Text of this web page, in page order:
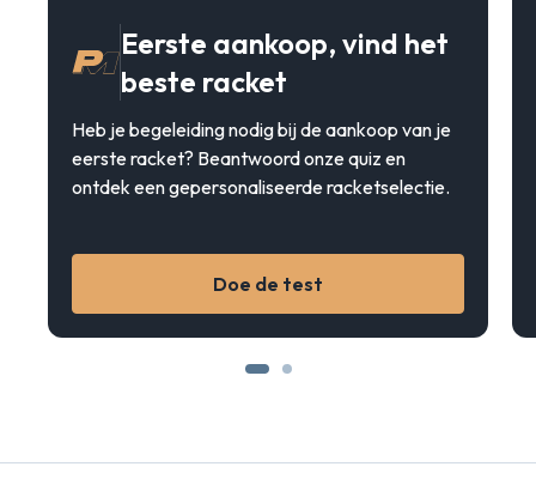
Eerste aankoop, vind het
beste racket
Heb je begeleiding nodig bij de aankoop van je
eerste racket? Beantwoord onze quiz en
ontdek een gepersonaliseerde racketselectie.
Doe de test